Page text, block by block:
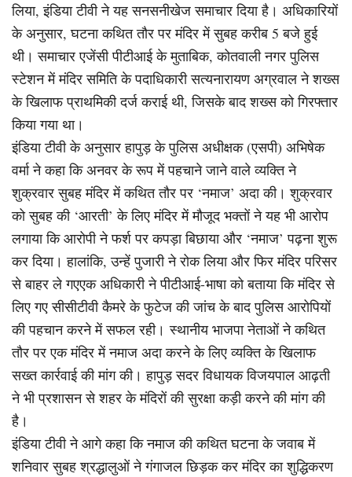
लिया, इंडिया टीवी ने यह सनसनीखेज समाचार दिया है। अधिकारियों
के अनुसार, घटना कथित तौर पर मंदिर में सुबह करीब 5 बजे हुई
थी। समाचार एजेंसी पीटीआई के मुताबिक, कोतवाली नगर पुलिस
स्टेशन में मंदिर समिति के पदाधिकारी सत्यनारायण अग्रवाल ने शख्स
के खिलाफ प्राथमिकी दर्ज कराई थी, जिसके बाद शख्स को गिरफ्तार
किया गया था।
इंडिया टीवी के अनुसार हापुड़ के पुलिस अधीक्षक (एसपी) अभिषेक
वर्मा ने कहा कि अनवर के रूप में पहचाने जाने वाले व्यक्ति ने
शुक्रवार सुबह मंदिर में कथित तौर पर ‘नमाज’ अदा की। शुक्रवार
को सुबह की ‘आरती’ के लिए मंदिर में मौजूद भक्तों ने यह भी आरोप
लगाया कि आरोपी ने फर्श पर कपड़ा बिछाया और ‘नमाज’ पढ़ना शुरू
कर दिया। हालांकि, उन्हें पुजारी ने रोक लिया और फिर मंदिर परिसर
से बाहर ले गएएक अधिकारी ने पीटीआई-भाषा को बताया कि मंदिर से
लिए गए सीसीटीवी कैमरे के फुटेज की जांच के बाद पुलिस आरोपियों
की पहचान करने में सफल रही। स्थानीय भाजपा नेताओं ने कथित
तौर पर एक मंदिर में नमाज अदा करने के लिए व्यक्ति के खिलाफ
सख्त कार्रवाई की मांग की। हापुड़ सदर विधायक विजयपाल आढ़ती
ने भी प्रशासन से शहर के मंदिरों की सुरक्षा कड़ी करने की मांग की
है।
इंडिया टीवी ने आगे कहा कि नमाज की कथित घटना के जवाब में
शनिवार सुबह श्रद्धालुओं ने गंगाजल छिड़क कर मंदिर का शुद्धिकरण